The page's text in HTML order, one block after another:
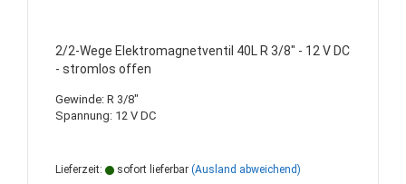
2/2-Wege Elektromagnetventil 40L R 3/8" - 12 V DC
- stromlos offen
Gewinde: R 3/8"
Spannung: 12 V DC
Lieferzeit: sofort lieferbar (Ausland abweichend)